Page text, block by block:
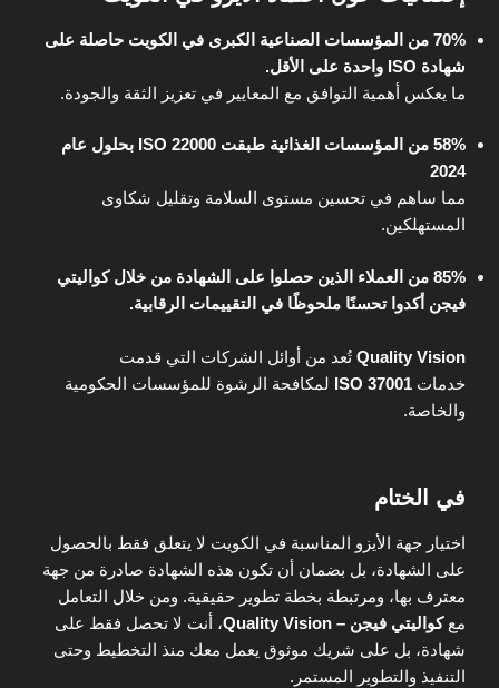
70% من المؤسسات الصناعية الكبرى في الكويت حاصلة على
شهادة ISO واحدة على الأقل.
ما يعكس أهمية التوافق مع المعايير في تعزيز الثقة والجودة.
58% من المؤسسات الغذائية طبقت ISO 22000 بحلول عام
2024
مما ساهم في تحسين مستوى السلامة وتقليل شكاوى
المستهلكين.
85% من العملاء الذين حصلوا على الشهادة من خلال كواليتي
فيجن أكدوا تحسنًا ملحوظًا في التقييمات الرقابية.
Quality Vision تُعد من أوائل الشركات التي قدمت
خدمات ISO 37001 لمكافحة الرشوة للمؤسسات الحكومية
والخاصة.
في الختام
اختيار جهة الأيزو المناسبة في الكويت لا يتعلق فقط بالحصول
على الشهادة، بل بضمان أن تكون هذه الشهادة صادرة من جهة
معترف بها، ومرتبطة بخطة تطوير حقيقية. ومن خلال التعامل
معكواليتي فيجن – Quality Vision
، أنت لا تحصل فقط على
شهادة، بل على شريك موثوق يعمل معك منذ التخطيط وحتى
التنفيذ والتطوير المستمر.